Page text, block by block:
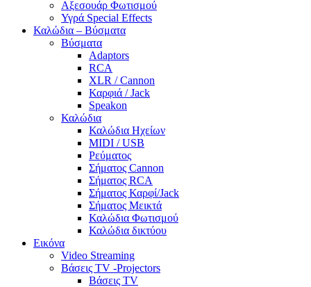
Αξεσουάρ Φωτισμού
Υγρά Special Effects
Καλώδια – Βύσματα
Βύσματα
Adaptors
RCA
XLR / Cannon
Καρφιά / Jack
Speakon
Καλώδια
Καλώδια Ηχείων
MIDI / USB
Ρεύματος
Σήματος Cannon
Σήματος RCA
Σήματος Καρφί/Jack
Σήματος Μεικτά
Καλώδια Φωτισμού
Καλώδια δικτύου
Εικόνα
Video Streaming
Βάσεις TV -Projectors
Βάσεις TV